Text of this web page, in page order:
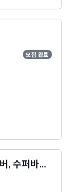
모집 완료
요리사 (한식) , 주방 보조, 서버, 수퍼바이저